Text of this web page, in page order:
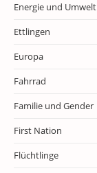
Energie und Umwelt
Ettlingen
Europa
Fahrrad
Familie und Gender
First Nation
Flüchtlinge